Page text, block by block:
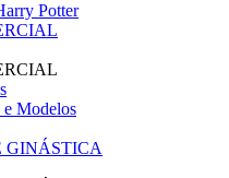
Potter
Modelos
GINÁSTICA